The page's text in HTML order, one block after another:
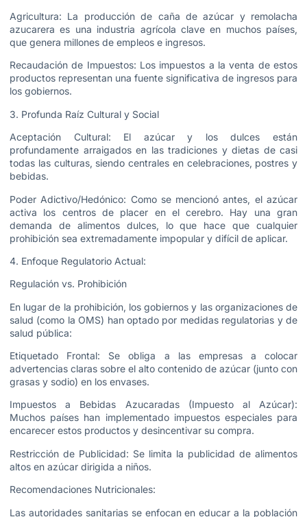
Agricultura: La producción de caña de azúcar y remolacha
azucarera es una industria agrícola clave en muchos países,
que genera millones de empleos e ingresos.
Recaudación de Impuestos: Los impuestos a la venta de estos
productos representan una fuente significativa de ingresos para
los gobiernos.
3. Profunda Raíz Cultural y Social
Aceptación Cultural: El azúcar y los dulces están
profundamente arraigados en las tradiciones y dietas de casi
todas las culturas, siendo centrales en celebraciones, postres y
bebidas.
Poder Adictivo/Hedónico: Como se mencionó antes, el azúcar
activa los centros de placer en el cerebro. Hay una gran
demanda de alimentos dulces, lo que hace que cualquier
prohibición sea extremadamente impopular y difícil de aplicar.
4. Enfoque Regulatorio Actual:
Regulación vs. Prohibición
En lugar de la prohibición, los gobiernos y las organizaciones de
salud (como la OMS) han optado por medidas regulatorias y de
salud pública:
Etiquetado Frontal: Se obliga a las empresas a colocar
advertencias claras sobre el alto contenido de azúcar (junto con
grasas y sodio) en los envases.
Impuestos a Bebidas Azucaradas (Impuesto al Azúcar):
Muchos países han implementado impuestos especiales para
encarecer estos productos y desincentivar su compra.
Restricción de Publicidad: Se limita la publicidad de alimentos
altos en azúcar dirigida a niños.
Recomendaciones Nutricionales:
Las autoridades sanitarias se enfocan en educar a la población